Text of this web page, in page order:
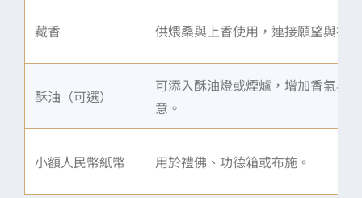
藏香 供煨桑與上香使用，連接願望與神
酥油（可選）
可添入酥油燈或煙爐，增加香氣與誠
意。
小額人民幣紙幣 用於禮佛、功德箱或布施。